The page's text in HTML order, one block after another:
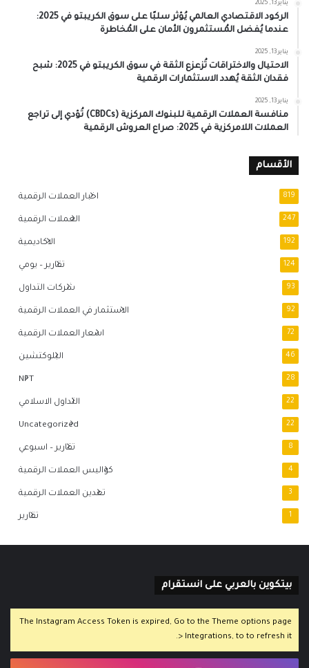
يناير 13, 2025
الركود الاقتصادي العالمي يُؤثر سلبًا على سوق الكريبتو في 2025:
عندما يُفضل المُستثمرون الأمان على المُخاطرة
يناير 13, 2025
الاحتيال والاختراقات تُزعزع الثقة في سوق الكريبتو في 2025: شبح
فقدان الثقة يُهدد الاستثمارات الرقمية
يناير 13, 2025
منافسة العملات الرقمية للبنوك المركزية (CBDCs) تُؤدي إلى تراجع
العملات اللامركزية في 2025: صراع العروش الرقمية
الأقسام
اخبار العملات الرقمية 819
العملات الرقمية 247
الاكاديمية 192
تقارير – يومي 124
شركات التداول 93
الاستثمار في العملات الرقمية 92
اسعار العملات الرقمية 72
البلوكتشين 46
NFT 28
التداول الاسلامي 22
Uncategorized 22
تقارير – اسبوعي 8
كواليس العملات الرقمية 4
تعدين العملات الرقمية 3
تقارير 1
بيتكوين بالعربي على انستقرام
The Instagram Access Token is expired, Go to the Theme options page
> Integrations, to to refresh it.